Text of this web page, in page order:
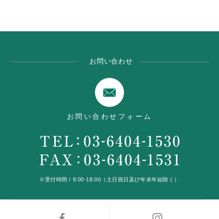
お問い合わせ
お問い合わせフォーム
※受付時間 / 9:00-18:00（土日祝日及び年末年始除く）